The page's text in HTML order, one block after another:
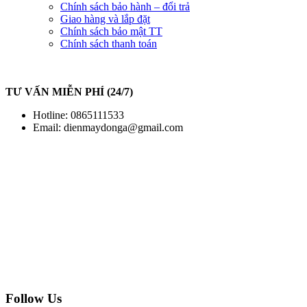
Chính sách bảo hành – đổi trả
Giao hàng và lắp đặt
Chính sách bảo mật TT
Chính sách thanh toán
TƯ VẤN MIỄN PHÍ (24/7)
Hotline: 0865111533
Email: dienmaydonga@gmail.com
Follow Us